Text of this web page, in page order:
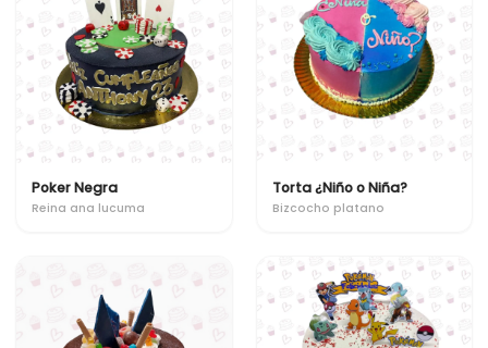
Poker Negra
Reina ana lucuma
Torta ¿Niño o Niña?
Bizcocho platano